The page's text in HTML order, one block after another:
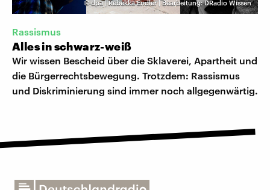
©dpa | Rebekka Endler | Bearbeitung: DRadio Wissen
Rassismus
Alles in schwarz-weiß
Wir wissen Bescheid über die Sklaverei, Apartheit und
die Bürgerrechtsbewegung. Trotzdem: Rassismus
und Diskriminierung sind immer noch allgegenwärtig.